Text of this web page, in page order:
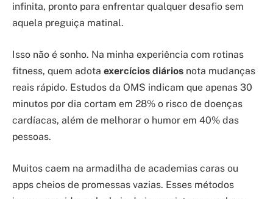
infinita, pronto para enfrentar qualquer desafio sem
aquela preguiça matinal.
Isso não é sonho. Na minha experiência com rotinas
fitness, quem adota exercícios diários nota mudanças
reais rápido. Estudos da OMS indicam que apenas 30
minutos por dia cortam em 28% o risco de doenças
cardíacas, além de melhorar o humor em 40% das
pessoas.
Muitos caem na armadilha de academias caras ou
apps cheios de promessas vazias. Esses métodos